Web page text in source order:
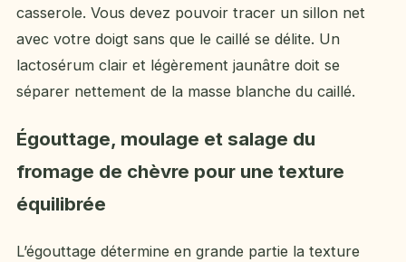
casserole. Vous devez pouvoir tracer un sillon net
avec votre doigt sans que le caillé se délite. Un
lactosérum clair et légèrement jaunâtre doit se
séparer nettement de la masse blanche du caillé.
Égouttage, moulage et salage du
fromage de chèvre pour une texture
équilibrée
L’égouttage détermine en grande partie la texture